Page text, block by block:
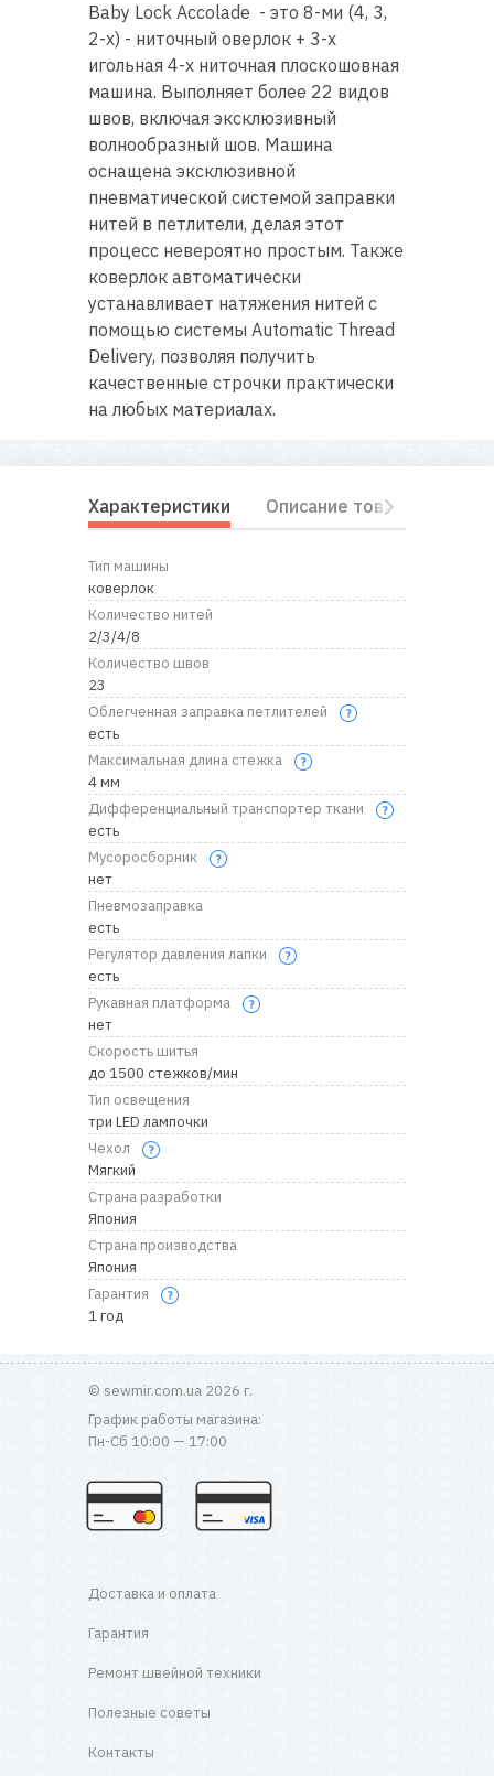
Baby Lock Accolade - это 8-ми (4, 3,
2-x) - ниточный оверлок + 3-х
игольная 4-х ниточная плоскошовная
машина. Выполняет более 22 видов
швов, включая эксклюзивный
волнообразный шов. Машина
оснащена эксклюзивной
пневматической системой заправки
нитей в петлители, делая этот
процесс невероятно простым. Также
коверлок автоматически
устанавливает натяжения нитей с
помощью системы Automatic Thread
Delivery, позволяя получить
качественные строчки практически
на любых материалах.
Характеристики Описание товара
Тип машины
коверлок
Количество нитей
2/3/4/8
Количество швов
23
Облегченная заправка петлителей
есть
Максимальная длина стежка
4 мм
Дифференциальный транспортер ткани
есть
Мусоросборник
нет
Пневмозаправка
есть
Регулятор давления лапки
есть
Рукавная платформа
нет
Скорость шитья
до 1500 стежков/мин
Тип освещения
три LED лампочки
Чехол
Мягкий
Страна разработки
Япония
Страна производства
Япония
Гарантия
1 год
© sewmir.com.ua 2026 г.
График работы магазина:
Пн-Сб 10:00 — 17:00
Доставка и оплата
Гарантия
Ремонт швейной техники
Полезные советы
Контакты